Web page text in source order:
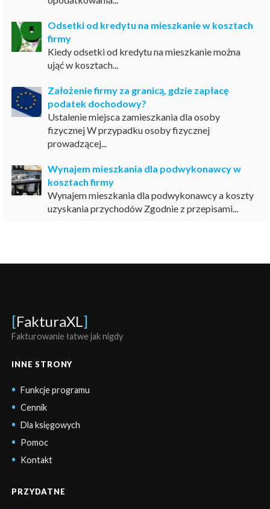
Odsetki od kredytu na mieszkanie w kosztach
firmy
Kiedy odsetki od kredytu na mieszkanie można
ująć w kosztach...
Założenie firmy za granicą, gdzie zapłacę
podatek dochodowy?
Ustalenie miejsca zamieszkania dla osoby
fizycznej W przypadku osoby fizycznej
prowadzącej...
Wynajem mieszkania dla podwykonawcy w
kosztach firmy
Wynajem mieszkania dla podwykonawcy a koszty
uzyskania przychodów Zgodnie z przepisami...
[FakturaXL]
Fakturowanie łatwe jak nigdy
INNE STRONY
Funkcje programu
Cennik
Dla księgowych
Pomoc
Kontakt
PRZYDATNE